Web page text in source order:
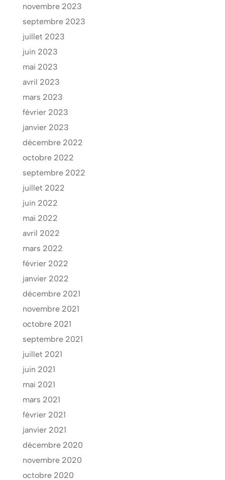
novembre 2023
septembre 2023
juillet 2023
juin 2023
mai 2023
avril 2023
mars 2023
février 2023
janvier 2023
décembre 2022
octobre 2022
septembre 2022
juillet 2022
juin 2022
mai 2022
avril 2022
mars 2022
février 2022
janvier 2022
décembre 2021
novembre 2021
octobre 2021
septembre 2021
juillet 2021
juin 2021
mai 2021
mars 2021
février 2021
janvier 2021
décembre 2020
novembre 2020
octobre 2020